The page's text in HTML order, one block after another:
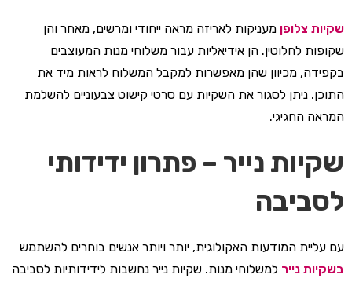
שקיות צלופן מעניקות לאריזה מראה ייחודי ומרשים, מאחר והן
שקופות לחלוטין. הן אידיאליות עבור משלוחי מנות המעוצבים
בקפידה, מכיוון שהן מאפשרות למקבל המשלוח לראות מיד את
התוכן. ניתן לסגור את השקיות עם סרטי קישוט צבעוניים להשלמת
המראה החגיגי.
שקיות נייר – פתרון ידידותי
לסביבה
עם עליית המודעות האקולוגית, יותר ויותר אנשים בוחרים להשתמש
בשקיות נייר למשלוחי מנות. שקיות נייר נחשבות לידידותיות לסביבה